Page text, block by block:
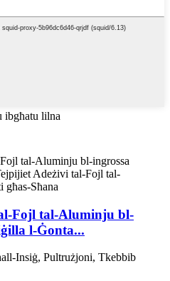
ibgħatu lilna
Fojl tal-Aluminju bl-
l-Ġonta...